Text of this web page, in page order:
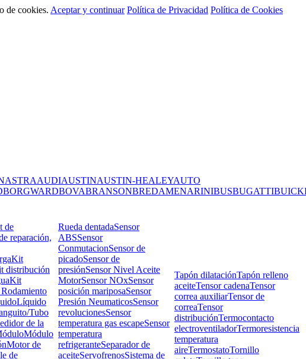
de cookies. Aceptar y continuar Política de Privacidad Política de Cookies
ASTRAAUDIAUSTINAUSTIN-HEALEYAUTO
BORGWARDBOVABRANSONBREDAMENARINIBUSBUGATTIBUICK
de
reparación,
Kit
distribución
Kit
Líquido
Tubo
de la
Módulo
Motor de
de
Rueda dentadaSensor
ABSSensor
ConmutacionSensor de
picadoSensor de
presiónSensor Nivel Aceite
MotorSensor NOxSensor
posición mariposaSensor
Presión NeumaticosSensor
revolucionesSensor
temperatura gas escapeSensor
temperatura
refrigeranteSeparador de
aceiteServofrenosSistema de
Tapón dilataciónTapón relleno
aceiteTensor cadenaTensor
correa auxiliarTensor de
correaTensor
distribuciónTermocontacto
electroventiladorTermoresistencia
temperatura
aireTermostatoTornillo